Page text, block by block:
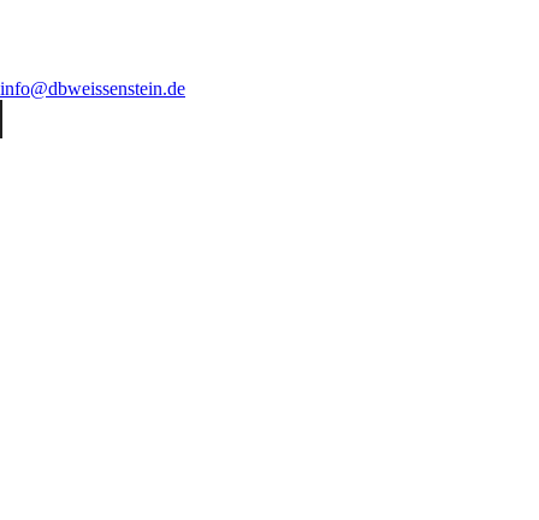
info@dbweissenstein.de